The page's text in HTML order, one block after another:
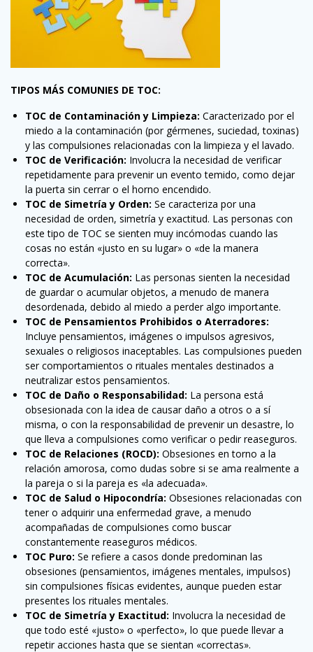
TIPOS MÁS COMUNIES DE TOC:
TOC de Contaminación y Limpieza: Caracterizado por el
miedo a la contaminación (por gérmenes, suciedad, toxinas)
y las compulsiones relacionadas con la limpieza y el lavado.
TOC de Verificación: Involucra la necesidad de verificar
repetidamente para prevenir un evento temido, como dejar
la puerta sin cerrar o el horno encendido.
TOC de Simetría y Orden: Se caracteriza por una
necesidad de orden, simetría y exactitud. Las personas con
este tipo de TOC se sienten muy incómodas cuando las
cosas no están «justo en su lugar» o «de la manera
correcta».
TOC de Acumulación: Las personas sienten la necesidad
de guardar o acumular objetos, a menudo de manera
desordenada, debido al miedo a perder algo importante.
TOC de Pensamientos Prohibidos o Aterradores:
Incluye pensamientos, imágenes o impulsos agresivos,
sexuales o religiosos inaceptables. Las compulsiones pueden
ser comportamientos o rituales mentales destinados a
neutralizar estos pensamientos.
TOC de Daño o Responsabilidad: La persona está
obsesionada con la idea de causar daño a otros o a sí
misma, o con la responsabilidad de prevenir un desastre, lo
que lleva a compulsiones como verificar o pedir reaseguros.
TOC de Relaciones (ROCD): Obsesiones en torno a la
relación amorosa, como dudas sobre si se ama realmente a
la pareja o si la pareja es «la adecuada».
TOC de Salud o Hipocondría: Obsesiones relacionadas con
tener o adquirir una enfermedad grave, a menudo
acompañadas de compulsiones como buscar
constantemente reaseguros médicos.
TOC Puro: Se refiere a casos donde predominan las
obsesiones (pensamientos, imágenes mentales, impulsos)
sin compulsiones físicas evidentes, aunque pueden estar
presentes los rituales mentales.
TOC de Simetría y Exactitud: Involucra la necesidad de
que todo esté «justo» o «perfecto», lo que puede llevar a
repetir acciones hasta que se sientan «correctas».